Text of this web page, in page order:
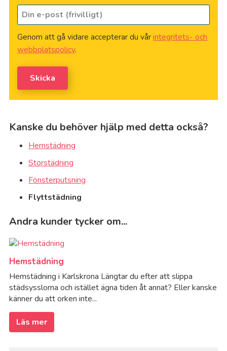
nå
dig
på *
Din
e-
post
(frivilligt)
Genom att gå vidare accepterar du vårintegritets- och
webbplatspolicy.
Skicka
Kanske du behöver hjälp med detta också?
Hemstädning
Storstädning
Fönsterputsning
Flyttstädning
Andra kunder tycker om...
Hemstädning
Hemstädning i Karlskrona Längtar du efter att slippa
städsysslorna och istället ägna tiden åt annat? Eller kanske
känner du att orken inte...
Läs mer